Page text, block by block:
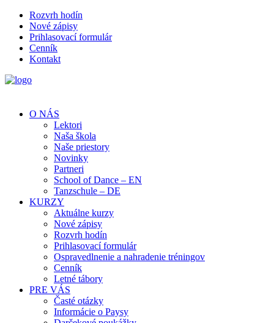
Rozvrh hodín
Nové zápisy
Prihlasovací formulár
Cenník
Kontakt
O NÁS
Lektori
Naša škola
Naše priestory
Novinky
Partneri
School of Dance – EN
Tanzschule – DE
KURZY
Aktuálne kurzy
Nové zápisy
Rozvrh hodín
Prihlasovací formulár
Ospravedlnenie a nahradenie tréningov
Cenník
Letné tábory
PRE VÁS
Časté otázky
Informácie o Paysy